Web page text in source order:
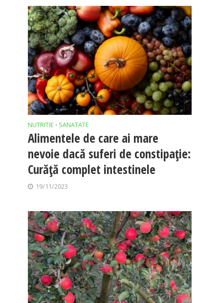
NUTRITIE • SANATATE
Alimentele de care ai mare
nevoie dacă suferi de constipație:
Curăță complet intestinele
19/11/2023